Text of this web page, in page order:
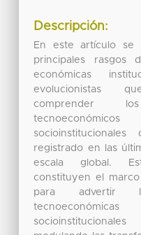
Descripción:
En este artículo se
principales rasgos
económicas
evolucionistas
comprender
registrado en las
escala global.
constituyen el marco
para advertir